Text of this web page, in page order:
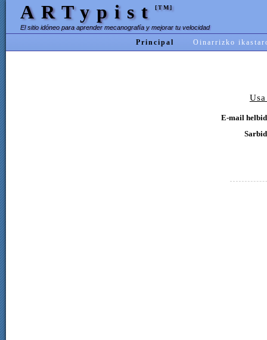
ARTypist [TM]
El sitio idóneo para aprender mecanografía y mejorar tu velocidad
Principal Oinarrizko
E-mail